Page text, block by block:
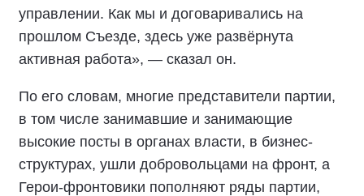
управлении. Как мы и договаривались на
прошлом Съезде, здесь уже развёрнута
активная работа», — сказал он.
По его словам, многие представители партии,
в том числе занимавшие и занимающие
высокие посты в органах власти, в бизнес-
структурах, ушли добровольцами на фронт, а
Герои-фронтовики пополняют ряды партии,